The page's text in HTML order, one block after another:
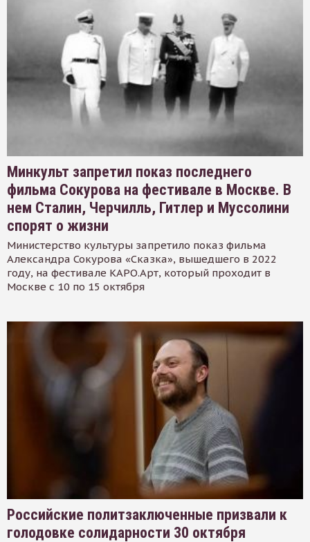
Минкульт запретил показ последнего
фильма Сокурова на фестивале в Москве. В
нем Сталин, Черчилль, Гитлер и Муссолини
спорят о жизни
Министерство культуры запретило показ фильма
Александра Сокурова «Сказка», вышедшего в 2022
году, на фестивале КАРО.Арт, который проходит в
Москве с 10 по 15 октября
Российские политзаключенные призвали к
голодовке солидарности 30 октября